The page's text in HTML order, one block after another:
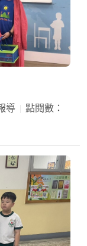
導
點閱數：